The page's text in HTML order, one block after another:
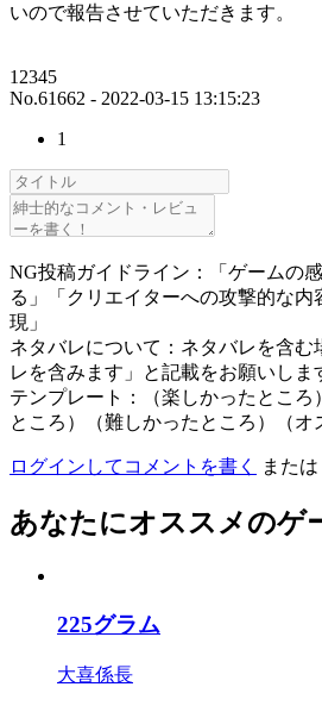
いので報告させていただきます。
12345
No.61662 - 2022-03-15 13:15:23
1
NG投稿ガイドライン：「ゲームの
る」「クリエイターへの攻撃的な内
現」
ネタバレについて：ネタバレを含
レを含みます」と記載をお願いしま
テンプレート：（楽しかったところ
ところ）（難しかったところ）（オ
ログインしてコメントを書く または
あなたにオススメのゲ
225グラム
大喜係長